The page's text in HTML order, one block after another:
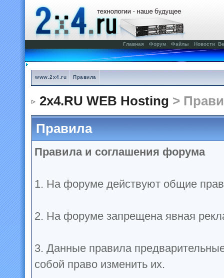
Главная Форум Файлы Новости
www.2x4.ru Правила
2x4.RU WEB Hosting >
Правила
Правила и соглашения форума
1. На форуме действуют общие
2. На форуме запрещена явная
3. Данные правила
собой право изменить их.